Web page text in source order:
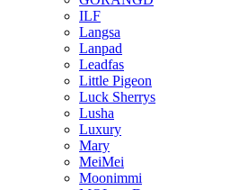
ILF
Langsa
Lanpad
Leadfas
Little Pigeon
Luck Sherrys
Lusha
Luxury
Mary
MeiMei
Moonimmi